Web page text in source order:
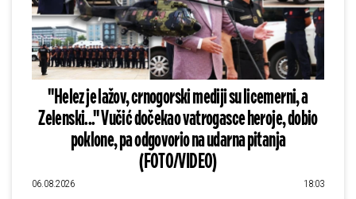
"Helez je lažov, crnogorski mediji su licemerni, a
Zelenski..." Vučić dočekao vatrogasce heroje, dobio
poklone, pa odgovorio na udarna pitanja
(FOTO/VIDEO)
06.08.2026 18:03